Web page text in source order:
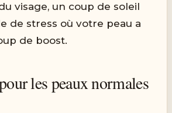
visage, un coup de soleil
de stress où votre peau a
de boost.
les peaux normales